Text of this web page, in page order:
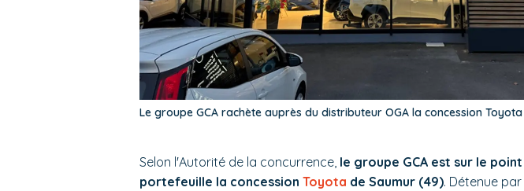
Le groupe GCA rachète auprès du distributeur OGA la concession
Selon l'Autorité de la concurrence, le groupe GCA est sur le
portefeuille la concession Toyota de Saumur (49). Détenue